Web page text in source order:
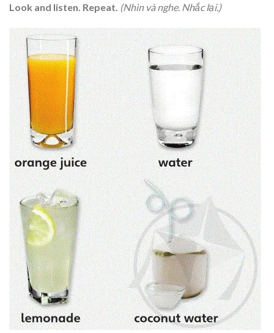
Look and listen. Repeat. (Nhìn và nghe. Nhắc lại.)